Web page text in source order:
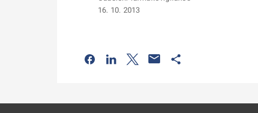
16. 10. 2013
Odkaz se otevře na nové kartě
Odkaz se otevře na nové kartě
Odkaz se otevře na nové kartě